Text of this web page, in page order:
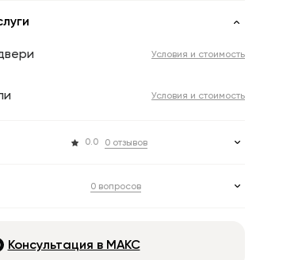
Условия и стоимость
Условия и стоимость
0.0 0 отзывов
0 вопросов
Консультация в МАКС